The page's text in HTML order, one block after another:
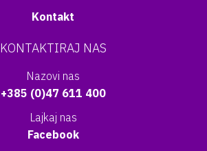
Kontakt
KONTAKTIRAJ NAS
Nazovi nas
+385 (0)47 611 400
Lajkaj nas
Facebook